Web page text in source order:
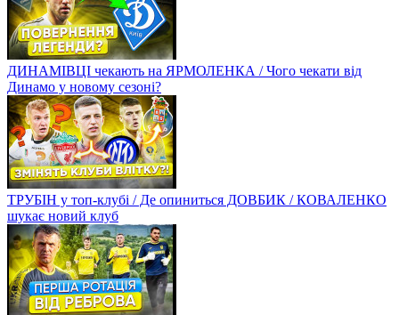
ДИНАМІВЦІ чекають на ЯРМОЛЕНКА / Чого чекати від
Динамо у новому сезоні?
ТРУБІН у топ-клубі / Де опиниться ДОВБИК / КОВАЛЕНКО
шукає новий клуб